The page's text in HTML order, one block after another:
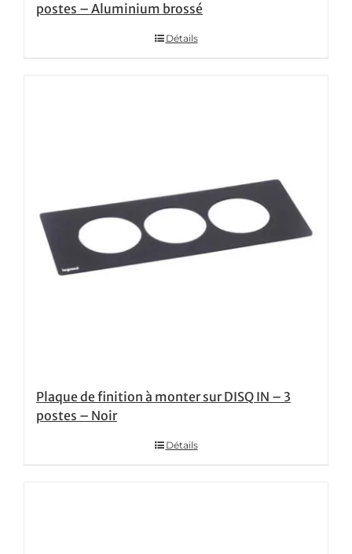
postes – Aluminium brossé
Détails
Plaque de finition à monter sur DISQ IN – 3
postes – Noir
Détails